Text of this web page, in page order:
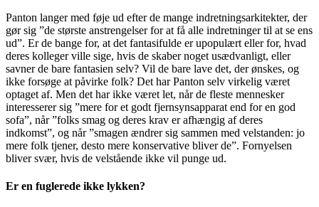
Panton langer med føje ud efter de mange indretningsarkitekter, der
gør sig ”de største anstrengelser for at få alle indretninger til at se ens
ud”. Er de bange for, at det fantasifulde er upopulært eller for, hvad
deres kolleger ville sige, hvis de skaber noget usædvanligt, eller
savner de bare fantasien selv? Vil de bare lave det, der ønskes, og
ikke forsøge at påvirke folk? Det har Panton selv virkelig været
optaget af. Men det har ikke været let, når de fleste mennesker
interesserer sig ”mere for et godt fjernsynsapparat end for en god
sofa”, når ”folks smag og deres krav er afhængig af deres
indkomst”, og når ”smagen ændrer sig sammen med velstanden: jo
mere folk tjener, desto mere konservative bliver de”. Fornyelsen
bliver svær, hvis de velstående ikke vil punge ud.
Er en fuglerede ikke lykken?